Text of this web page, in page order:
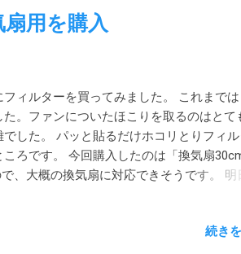
ンタープのガイライン（張り綱）を交換
。 使ってみました 2021/9/28追記 ビフォ
。ただし寒い時期はさらに寒くなるかも
効果があったのかどうか。インナー側の
ん。 バリっと張れるので気分的にはとて
かもしれません。 暇と気力があれば今後
に張るコツを書いてみました。 アメニテ
用を購入
ィルターを買ってみました。 これまで
。ファンについたほこりを取るのはとて
した。 パッと貼るだけホコリとりフィ
ろです。 今回購入したのは「換気扇
、大概の換気扇に対応できそうです。 明
引いて カットして貼付 出来上がり 模様
続き